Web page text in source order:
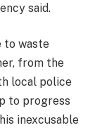
said.
to waste
from the
local police
to progress
inexcusable